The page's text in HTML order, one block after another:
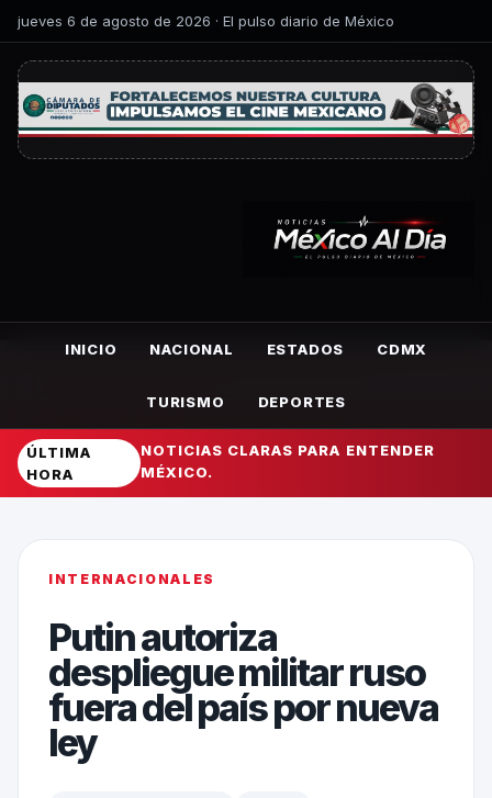
jueves 6 de agosto de 2026 · El pulso diario de México
INICIO NACIONAL ESTADOS CDMX
TURISMO DEPORTES
ÚLTIMA
HORA
NOTICIAS CLARAS PARA ENTENDER
MÉXICO.
INTERNACIONALES
Putin autoriza
despliegue militar ruso
fuera del país por nueva
ley